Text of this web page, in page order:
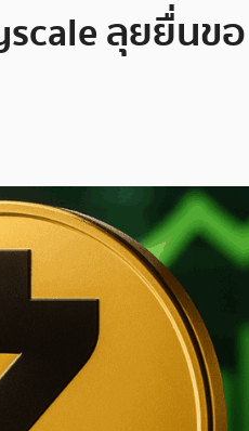
ลุยยื่นข